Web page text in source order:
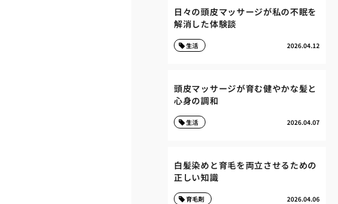
日々の頭皮マッサージが私の不眠を
解消した体験談
2026.04.12
生活
頭皮マッサージが育む健やかな髪と
心身の調和
2026.04.07
生活
白髪染めと育毛を両立させるための
正しい知識
2026.04.06
育毛剤